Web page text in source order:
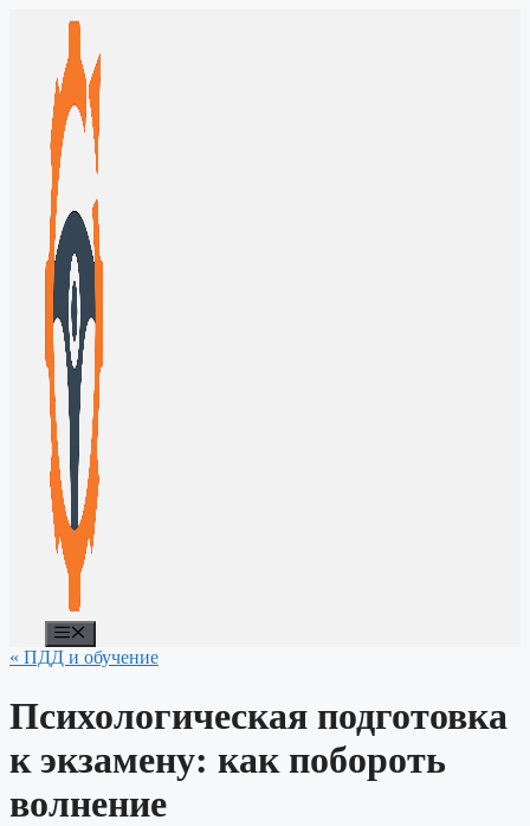
Перейти
содержимому
« ПДД и обучение
Психологическая подготовка
к экзамену: как побороть
волнение